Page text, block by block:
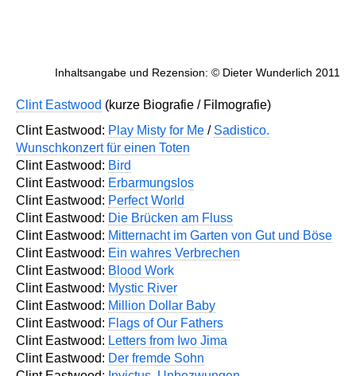
Inhaltsangabe und Rezension: © Dieter Wunderlich 2011
Clint Eastwood (kurze Biografie / Filmografie)
Clint Eastwood: Play Misty for Me / Sadistico.
Wunschkonzert für einen Toten
Clint Eastwood: Bird
Clint Eastwood: Erbarmungslos
Clint Eastwood: Perfect World
Clint Eastwood: Die Brücken am Fluss
Clint Eastwood: Mitternacht im Garten von Gut und Böse
Clint Eastwood: Ein wahres Verbrechen
Clint Eastwood: Blood Work
Clint Eastwood: Mystic River
Clint Eastwood: Million Dollar Baby
Clint Eastwood: Flags of Our Fathers
Clint Eastwood: Letters from Iwo Jima
Clint Eastwood: Der fremde Sohn